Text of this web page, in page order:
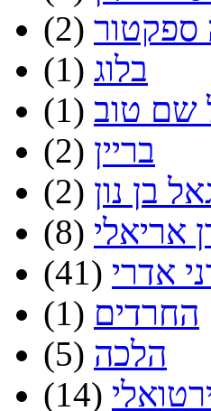
ספקטור (2)
בלוג (1)
שם טוב (1)
בריין (2)
בן נון (2)
אריאלי (8)
אדרי (41)
החרדים (1)
הלכה (5)
(14)